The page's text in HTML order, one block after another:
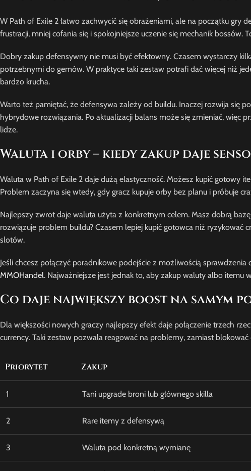
W Path of Exile 2 łatwo zachwycić się obrażeniami, ale na początku gry
frustracji, mniej cofania się i spokojniejsze uczenie się mechanik
Dobry zakup defensywny nie musi być efektowny. Czasem wystarczy
potrzebnymi do gemów. W praktyce taki zestaw potrafi dać więcej niż
bardzo krucha.
Warto też pamiętać, że defensywa zależy od buildu. Inaczej rozwija się
hybrydowe rozwiązania. Po aktualizacji balans może się zmieniać, więc
lidze.
Waluta i orby – kiedy zakup daje
Waluta w Path of Exile 2 daje dużą elastyczność. Możesz kupić gotowy
Problem zaczyna się wtedy, gdy gracz kupuje orby bez planu i próbuje
Najlepszy zwrot daje waluta użyta z konkretnym celem. Masz dobrą
rozwiązuje problem buildu? Czasem lepiej kupić gotowca niż ryzykować
slotów.
Jeśli chcesz połączyć poradnikowe podejście z możliwością
MMOHandel. Najważniejsze jest jednak to, aby zakup waluty albo itemu
Co daje największy boost na samym
Dla większości nowych graczy najlepszy efekt daje połączenie trzech
currency. Taki zestaw pozwala reagować na problemy, zamiast
Priorytet Zakup
1 Tani upgrade broni lub głównego skilla
2 Rare itemy z defensywą
3 Waluta pod konkretną wymianę